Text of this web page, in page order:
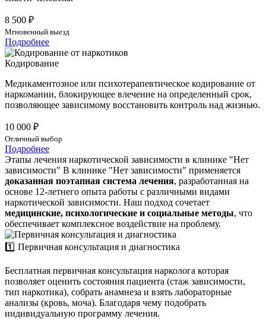
8 500 ₽
Мгновенный выезд
Подробнее
Кодирование
Медикаментозное или психотерапевтическое кодирование от
наркомании, блокирующее влечение на определенный срок,
позволяющее зависимому восстановить контроль над жизнью.
10 000 ₽
Отличный выбор
Подробнее
Этапы лечения наркотической зависимости в клинике "Нет
зависимости" В клинике "Нет зависимости" применяется
доказанная поэтапная система лечения, разработанная на
основе 12-летнего опыта работы с различными видами
наркотической зависимости. Наш подход сочетает
медицинские, психологические и социальные методы, что
обеспечивает комплексное воздействие на проблему.
1️⃣ Первичная консультация и диагностика
Бесплатная первичная консультация нарколога которая
позволяет оценить состояния пациента (стаж зависимости,
тип наркотика), собрать анамнеза и взять лабораторные
анализы (кровь, моча). Благодаря чему подобрать
индивидуальную программу лечения.